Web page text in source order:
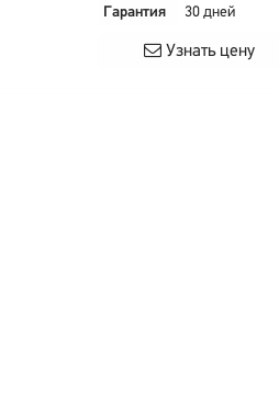
Гарантия
30 дней
Узнать цену